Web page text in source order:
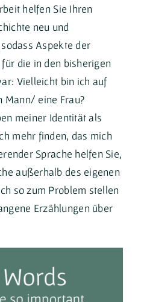
helfen Sie Ihren
neu und
Aspekte der
die in den bisherigen
Vielleicht bin ich auf
Mann/ eine Frau?
meiner Identität als
mehr finden, das mich
Sprache helfen Sie,
außerhalb des eigenen
so zum Problem stellen
Erzählungen über